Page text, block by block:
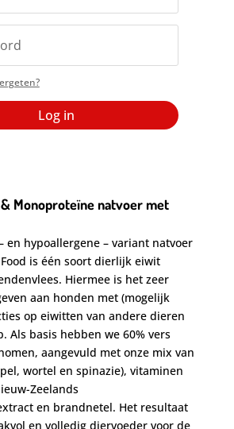
Log in
Monoproteïne natvoer met
en hypoallergene – variant natvoer
is één soort dierlijk eiwit
Hiermee is het zeer
aan honden met (mogelijk
op eiwitten van andere dieren
Als basis hebben we 60% vers
aangevuld met onze mix van
wortel en spinazie), vitaminen
Zeelands
en brandnetel. Het resultaat
en volledig diervoeder voor de